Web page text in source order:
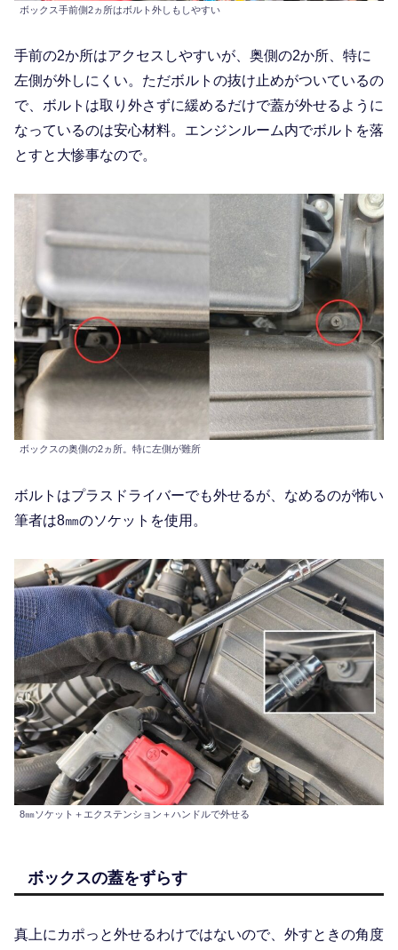
ボックス手前側2ヵ所はボルト外しもしやすい
手前の2か所はアクセスしやすいが、奥側の2か所、特に
左側が外しにくい。ただボルトの抜け止めがついているの
で、ボルトは取り外さずに緩めるだけで蓋が外せるように
なっているのは安心材料。エンジンルーム内でボルトを落
とすと大惨事なので。
ボックスの奥側の2ヵ所。特に左側が難所
ボルトはプラスドライバーでも外せるが、なめるのが怖い
筆者は8㎜のソケットを使用。
8㎜ソケット＋エクステンション＋ハンドルで外せる
ボックスの蓋をずらす
真上にカポっと外せるわけではないので、外すときの角度